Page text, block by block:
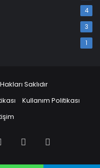
4
3
1
Saklıdır
Kullanım Politikası
LinkedInYouTube